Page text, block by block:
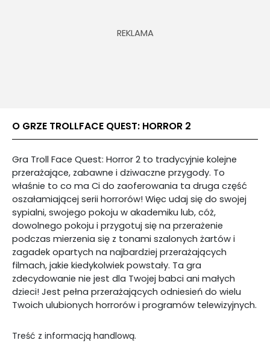
O GRZE TROLLFACE QUEST: HORROR 2
Gra Troll Face Quest: Horror 2 to tradycyjnie kolejne
przerażające, zabawne i dziwaczne przygody. To
właśnie to co ma Ci do zaoferowania ta druga część
oszałamiającej serii horrorów! Więc udaj się do swojej
sypialni, swojego pokoju w akademiku lub, cóż,
dowolnego pokoju i przygotuj się na przerażenie
podczas mierzenia się z tonami szalonych żartów i
zagadek opartych na najbardziej przerażających
filmach, jakie kiedykolwiek powstały. Ta gra
zdecydowanie nie jest dla Twojej babci ani małych
dzieci! Jest pełna przerażających odniesień do wielu
Twoich ulubionych horrorów i programów telewizyjnych.
Treść z informacją handlową.